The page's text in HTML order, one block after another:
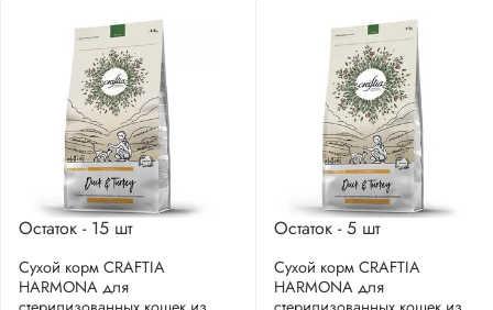
Остаток - 15 шт
Сухой корм CRAFTIA
HARMONA для
Остаток - 5 шт
Сухой корм CRAFTIA
HARMONA для